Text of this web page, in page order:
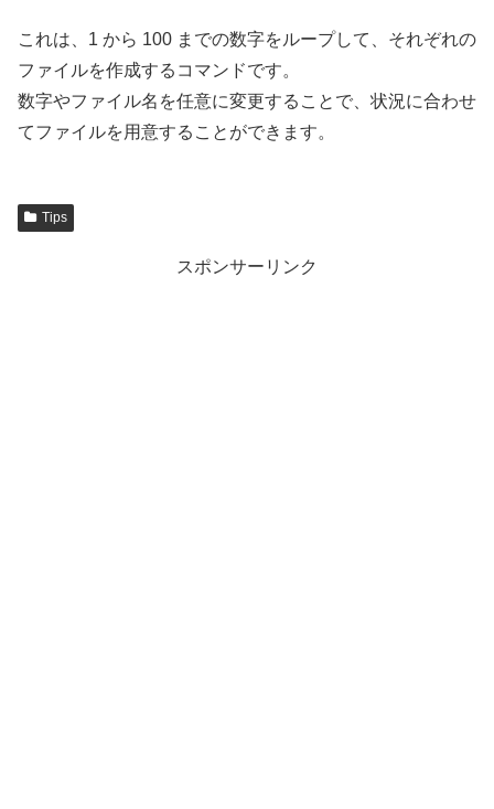
これは、1 から 100 までの数字をループして、それぞれの
ファイルを作成するコマンドです。
数字やファイル名を任意に変更することで、状況に合わせ
てファイルを用意することができます。
Tips
スポンサーリンク